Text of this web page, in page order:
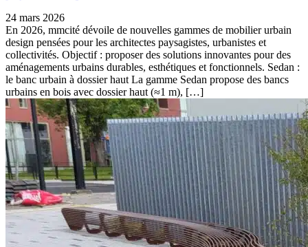
24 mars 2026
En 2026, mmcité dévoile de nouvelles gammes de mobilier urbain
design pensées pour les architectes paysagistes, urbanistes et
collectivités. Objectif : proposer des solutions innovantes pour des
aménagements urbains durables, esthétiques et fonctionnels. Sedan :
le banc urbain à dossier haut La gamme Sedan propose des bancs
urbains en bois avec dossier haut (≈1 m), […]